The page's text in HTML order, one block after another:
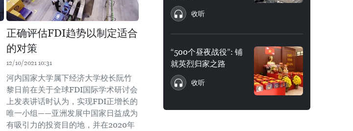
正确评估FDI趋势以制定适合
的对策
12/10/2021 10:31
河内国家大学属下经济大学校长阮竹
黎日前在关于全球FDI国际学术研讨会
上发表讲话时认为，实现FDI正增长的
唯一小组——亚洲发展中国家日益成为
有吸引力的投资目的地，并在2020年
收听
“500个昼夜战役”: 铺
就英烈归家之路
收听